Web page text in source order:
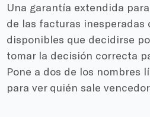
Una garantía extendida
de las facturas inesperadas
disponibles que decidirse
tomar la decisión correcta
Pone a dos de los nombres
para ver quién sale